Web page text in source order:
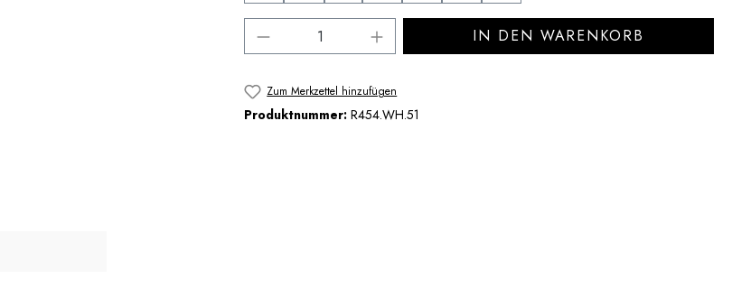
Produkt Anzahl: Gib den gewünschten Wert ein
IN DEN WARENKORB
Zum Merkzettel hinzufügen
Produktnummer: R454.WH.51